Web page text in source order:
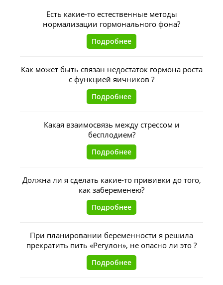
Есть какие-то естественные методы
нормализации гормонального фона?
Подробнее
Как может быть связан недостаток гормона роста
с функцией яичников ?
Подробнее
Какая взаимосвязь между стрессом и
бесплодием?
Подробнее
Должна ли я сделать какие-то прививки до того,
как забеременею?
Подробнее
При планировании беременности я решила
прекратить пить «Регулон», не опасно ли это ?
Подробнее